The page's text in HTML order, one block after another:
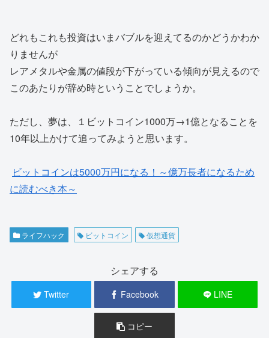
どれもこれも投資はいまバブルを迎えてるのかどうかわか
りませんが
レアメタルや金属の値段が下がっている傾向が見えるので
このあたりが辞め時ということでしょうか。
ただし、夢は、１ビットコイン1000万→1億となることを
10年以上かけて追ってみようと思います。
ビットコインは5000万円になる！～億万長者になるため
に読むべき本～
ライフハック ビットコイン 仮想通貨
シェアする
Twitter Facebook LINE
コピー